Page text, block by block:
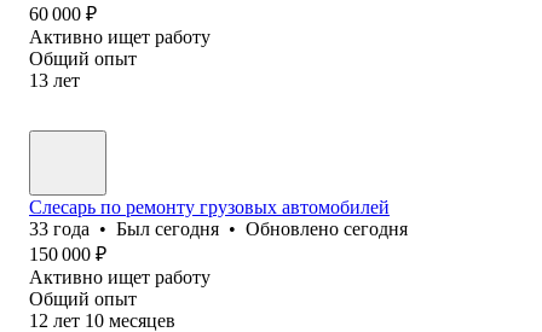
60 000 ₽
Активно ищет работу
Общий опыт
13 лет
Слесарь по ремонту грузовых автомобилей
33 года • Был сегодня • Обновлено сегодня
150 000 ₽
Активно ищет работу
Общий опыт
12 лет 10 месяцев